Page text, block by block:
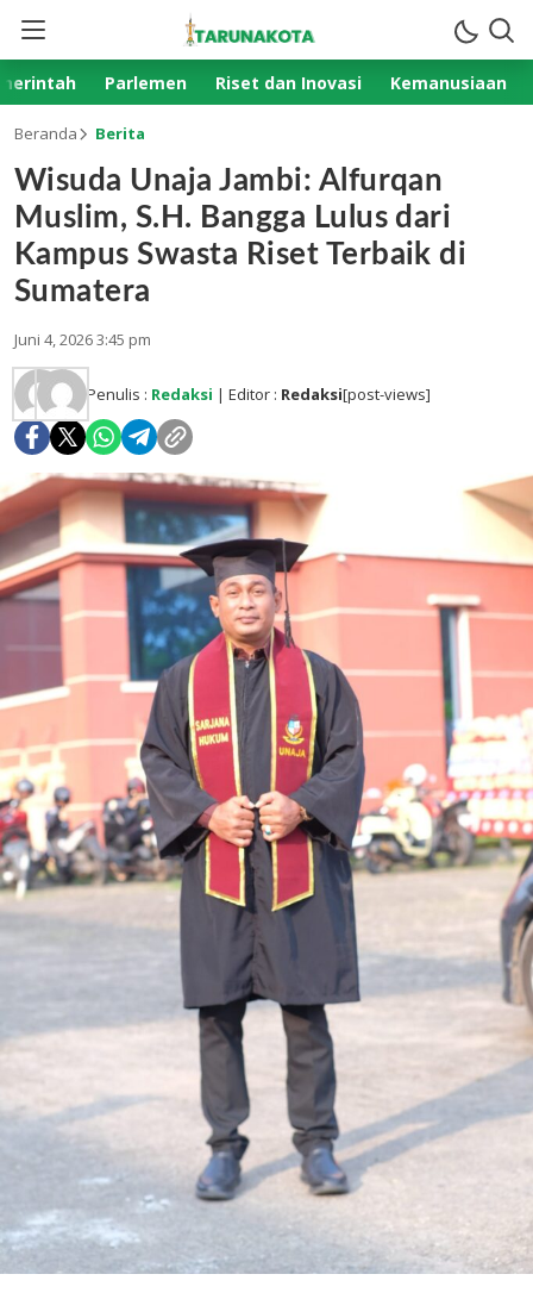
Parlemen Riset dan Inovasi Kemanusiaan
Beranda Berita
Wisuda Unaja Jambi: Alfurqan
Muslim, S.H. Bangga Lulus dari
Kampus Swasta Riset Terbaik di
Sumatera
Juni 4, 2026 3:45 pm
Penulis : Redaksi | Editor : Redaksi[post-views]